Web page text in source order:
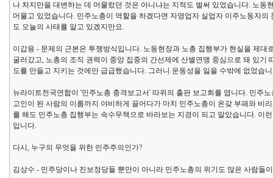
나 처지만을 대변하는 데 머물렀던 것은 아니냐는 지적도 벌써 있었습니다. 노
머물고 있었습니다. 민주노총이 역할을 하겠다면 자영업자 실업자 이주노동자
도 오늘의 사태를 알고 있겠지만요.
이갑용 - 문제의 근본은 투쟁방식입니다. 노동현장과 노총 집행부가 현실을 제
굴러갔고, 노총의 조직 권력이 중앙 집중의 간선제에 산별연맹 중심으로 돼 있
도를 만들고 지키는 것에만 급급했습니다. 그러니 운동성을 잃을 수밖에 없었습
뉴라이트전국연합이 '민주노총 충격보고서' 따위의 출판 보고회를 엽니다. 민주
고인이 된 사람의 이름까지 야비하게 끌어다가 마치 민주노총이 온갖 부패와 비
를 해도 민주노총 집행부는 속수무책으로 바라보는 지경이 되고 말았습니다. 이
입니다.
다시, 누구의 무엇을 위한 민주주의인가?
김상수 - 민주당이나 진보정당들 뿐만이 아니라 민주노총의 위기도 많은 사람들